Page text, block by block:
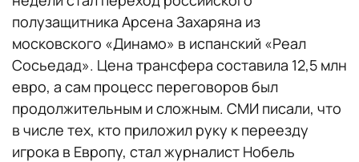
полузащитника Арсена Захаряна из
московского «Динамо» в испанский «Реал
Сосьедад». Цена трансфера составила 12,5 млн
евро, а сам процесс переговоров был
продолжительным и сложным. СМИ писали, что
в числе тех, кто приложил руку к переезду
игрока в Европу, стал журналист Нобель